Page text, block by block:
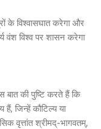
के विश्वासघात करेगा और
वंश विश्व पर शासन करेगा
बात की पुष्टि करते हैं कि
हैं, जिन्हें कौटिल्य या
वृत्तांत श्रीमद्-भागवतम्,